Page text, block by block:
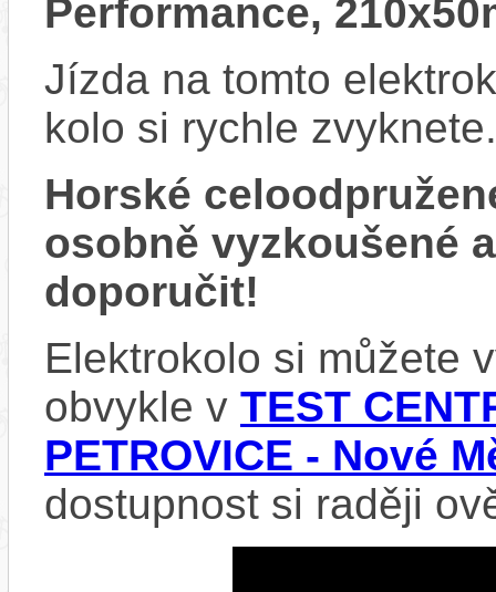
Performance,
Jízda na tomto
kolo si rychle zvyknete.
Horské
osobně vyzkoušené
doporučit!
Elektrokolo si můžete
obvykle v TEST
PETROVICE - Nové
dostupnost si raději